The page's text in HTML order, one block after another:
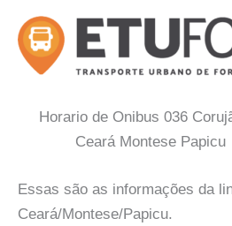
Horario de Onibus 036
Ceará Montese Papicu
Essas são as informações da
Ceará/Montese/Papicu.